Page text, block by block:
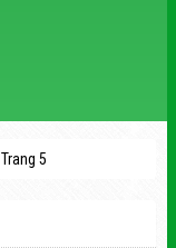
Trang 5